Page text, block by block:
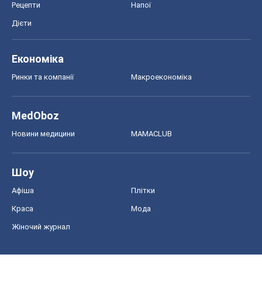
Рецепти Напої
Дієти
Економіка
Ринки та компанії Макроекономіка
MedOboz
Новини медицини MAMACLUB
Шоу
Афіша Плітки
Краса Мода
Жіночий журнал